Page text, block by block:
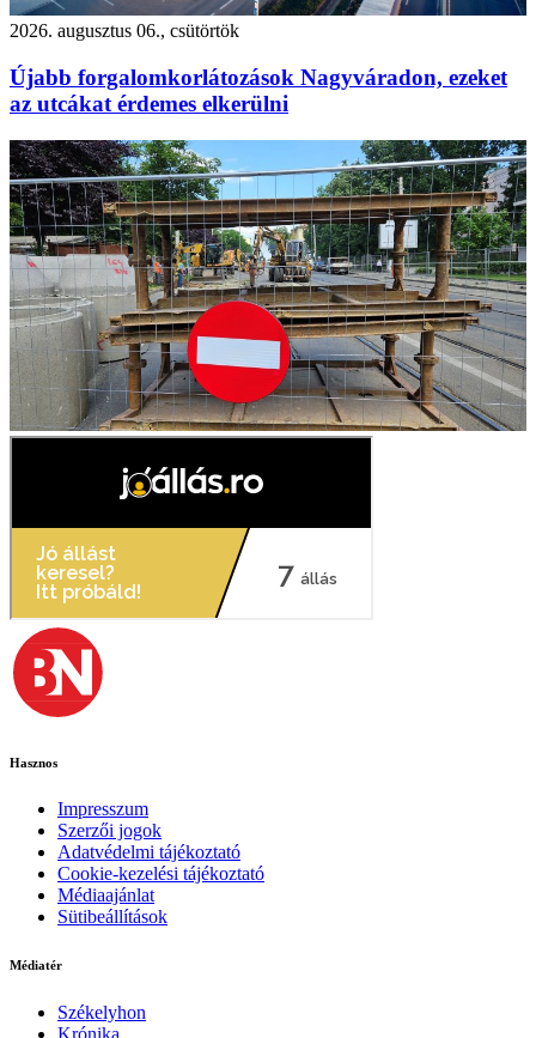
2026. augusztus 06., csütörtök
Újabb forgalomkorlátozások Nagyváradon, ezeket
az utcákat érdemes elkerülni
Hasznos
Impresszum
Szerzői jogok
Adatvédelmi tájékoztató
Cookie-kezelési tájékoztató
Médiaajánlat
Sütibeállítások
Médiatér
Székelyhon